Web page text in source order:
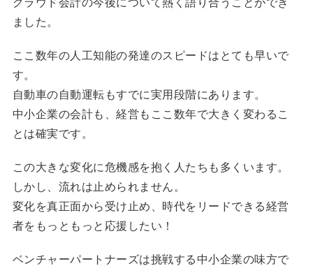
クラウド会計の今後について熱く語り合うことができ
ました。
ここ数年の人工知能の発達のスピードはとても早いで
す。
自動車の自動運転もすでに実用段階にあります。
中小企業の会計も、経営もここ数年で大きく変わるこ
とは確実です。
この大きな変化に危機感を抱く人たちも多くいます。
しかし、流れは止められません。
変化を真正面から受け止め、時代をリードできる経営
者をもっともっと応援したい！
ベンチャーパートナーズは挑戦する中小企業の味方で